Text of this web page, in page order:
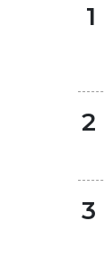
1
2
3